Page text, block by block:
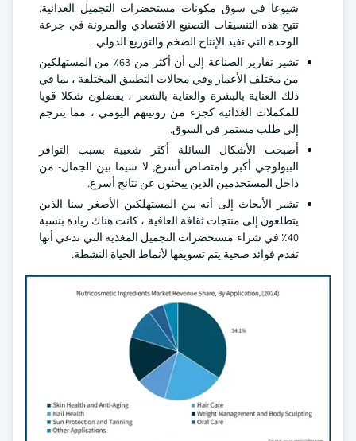
شيوعا في سوق مكونات مستحضرات التجميل الغذائية.
تتيح هذه التنسيقات التصنيع الاقتصادي والمرونة في جرعة
الوحدة التي تفيد الإنتاج الضخم والتوزيع الدولي.
تشير تقارير الصناعة إلى أن أكثر من 63٪ من المستهلكين
من مختلف الأعمار وفي مجالات التطبيق المختلفة ، بما في
ذلك العناية بالبشرة والعناية بالشعر ، يفضلون شكلا قويا
للمكملات الغذائية كجزء من روتينهم اليومي ، مما يترجم
إلى طلب مستمر في السوق.
أصبحت الأشكال السائلة أكثر شعبية بسبب التوافر
البيولوجي أكبر وامتصاص أسرع, لا سيما بين الجمال- من
داخل المستخدمين الذين يبحثون عن نتائج أسرع.
تشير الأبحاث إلى أنه بين المستهلكين الأصغر سنا الذين
يتطلعون إلى منتجات ثقافة العافية ، كانت هناك زيادة بنسبة
40٪ في شراء مستحضرات التجميل المغذية التي تدعي أنها
تقدم فوائد صحية يتم تسويقها لأنماط الحياة النشطة.